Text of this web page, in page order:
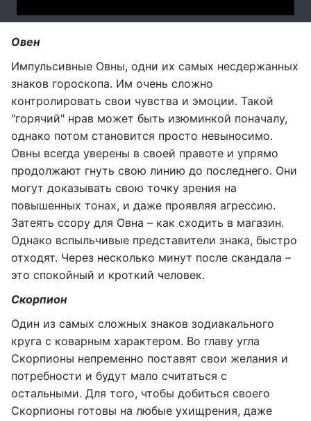
Овен
Импульсивные Овны, одни их самых несдержанных
знаков гороскопа. Им очень сложно
контролировать свои чувства и эмоции. Такой
"горячий" нрав может быть изюминкой поначалу,
однако потом становится просто невыносимо.
Овны всегда уверены в своей правоте и упрямо
продолжают гнуть свою линию до последнего. Они
могут доказывать свою точку зрения на
повышенных тонах, и даже проявляя агрессию.
Затеять ссору для Овна – как сходить в магазин.
Однако вспыльчивые представители знака, быстро
отходят. Через несколько минут после скандала –
это спокойный и кроткий человек.
Скорпион
Один из самых сложных знаков зодиакального
круга с коварным характером. Во главу угла
Скорпионы непременно поставят свои желания и
потребности и будут мало считаться с
остальными. Для того, чтобы добиться своего
Скорпионы готовы на любые ухищрения, даже